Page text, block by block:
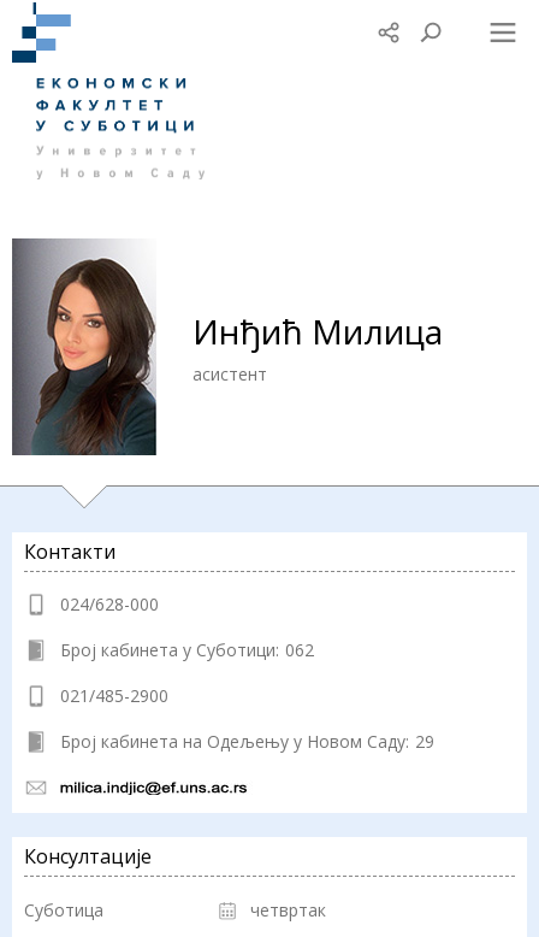
Инђић Милица
асистент
Контакти
024/628-000
Број кабинета у Суботици: 062
021/485-2900
Број кабинета на Одељењу у Новом Саду: 29
Консултације
Суботица
четвртак